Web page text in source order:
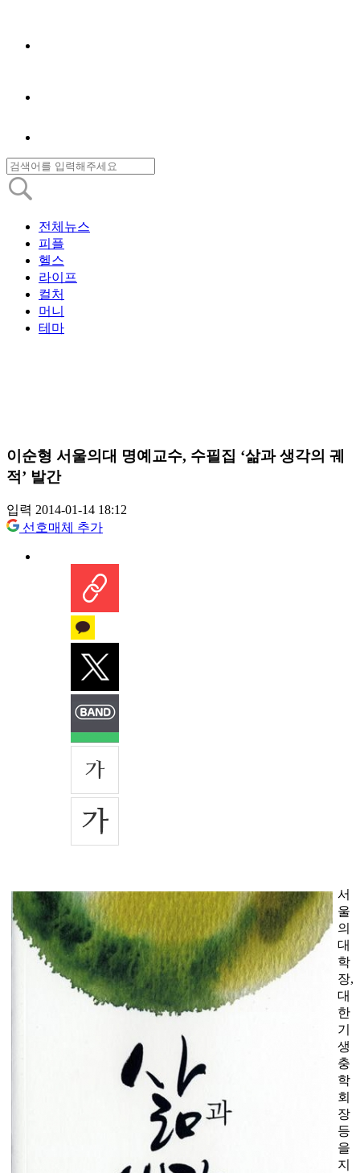
전체뉴스
피플
헬스
라이프
컬처
머니
테마
이순형 서울의대 명예교수, 수필집 ‘삶과 생각의 궤
적’ 발간
입력 2014-01-14 18:12
선호매체 추가
서
울
의
대
학
장,
대
한
기
생
충
학
회
장
등
을
지